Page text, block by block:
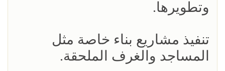
وتطويرها.
تنفيذ مشاريع بناء خاصة مثل
المساجد والغرف الملحقة.